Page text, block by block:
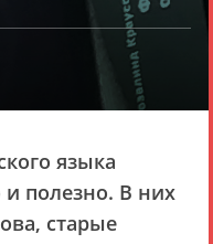
языка
и полезно. В них
старые